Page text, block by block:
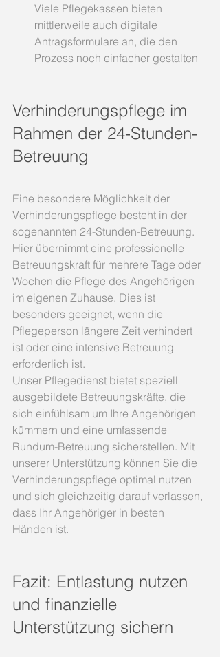
Viele Pflegekassen bieten
mittlerweile auch digitale
Antragsformulare an, die den
Prozess noch einfacher gestalten
Verhinderungspflege im
Rahmen der 24-Stunden-
Betreuung
Eine besondere Möglichkeit der
Verhinderungspflege besteht in der
sogenannten 24-Stunden-Betreuung.
Hier übernimmt eine professionelle
Betreuungskraft für mehrere Tage oder
Wochen die Pflege des Angehörigen
im eigenen Zuhause. Dies ist
besonders geeignet, wenn die
Pflegeperson längere Zeit verhindert
ist oder eine intensive Betreuung
erforderlich ist.
Unser Pflegedienst bietet speziell
ausgebildete Betreuungskräfte, die
sich einfühlsam um Ihre Angehörigen
kümmern und eine umfassende
Rundum-Betreuung sicherstellen. Mit
unserer Unterstützung können Sie die
Verhinderungspflege optimal nutzen
und sich gleichzeitig darauf verlassen,
dass Ihr Angehöriger in besten
Händen ist.
Fazit: Entlastung nutzen
und finanzielle
Unterstützung sichern